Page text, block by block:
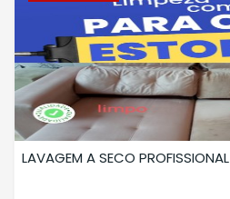
LAVAGEM A SECO DE ESTOFADOS